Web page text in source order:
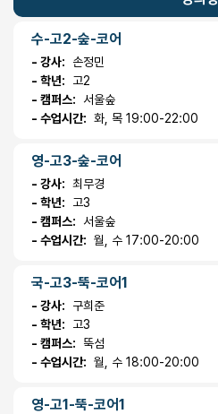
수-고2-숲-코어
- 강사: 손정민
- 학년:
고2
- 캠퍼스:
서울숲
- 수업시간: 화, 목 19:00-22:00
영-고3-숲-코어
- 강사: 최무경
- 학년:
고3
- 캠퍼스:
서울숲
- 수업시간: 월, 수 17:00-20:00
국-고3-뚝-코어1
- 강사:
구희준
- 학년:
고3
- 캠퍼스:
뚝섬
- 수업시간: 월, 수 18:00-20:00
영-고1-뚝-코어1